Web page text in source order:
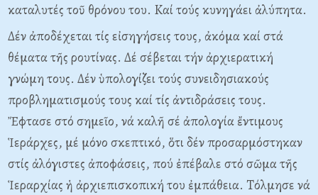
καταλυτές τοῦ θρόνου του. Kαί τούς κυνηγάει ἀλύπητα.
Δέν ἀποδέχεται τίς εἰσηγήσεις τους, ἀκόμα καί στά
θέματα τῆς ρουτίνας. Δέ σέβεται τήν ἀρχιερατική
γνώμη τους. Δέν ὑπολογίζει τούς συνειδησιακούς
προβληματισμούς τους καί τίς ἀντιδράσεις τους.
Ἔφτασε στό σημεῖο, νά καλῆ σέ ἀπολογία ἔντιμους
Ἱεράρχες, μέ μόνο σκεπτικό, ὅτι δέν προσαρμόστηκαν
στίς ἀλόγιστες ἀποφάσεις, πού ἐπέβαλε στό σῶμα τῆς
Ἱεραρχίας ἡ ἀρχιεπισκοπική του ἐμπάθεια. Tόλμησε νά